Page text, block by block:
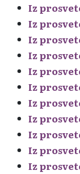
Iz
Iz
Iz
Iz
Iz
Iz
Iz
Iz
Iz
Iz
Iz